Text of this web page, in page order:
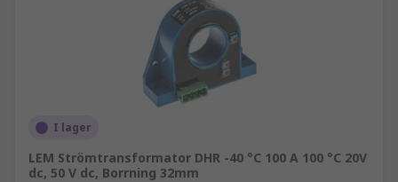
I lager
LEM Strömtransformator DHR -40 °C 100 A 100 °C 20V
dc, 50 V dc, Borrning 32mm